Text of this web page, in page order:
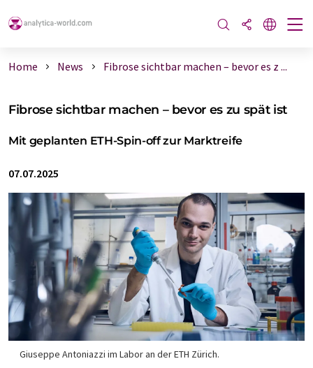
Home News Fibrose sichtbar machen – bevor es z ...
Fibrose sichtbar machen – bevor es zu spät ist
Mit geplanten ETH-Spin-off zur Marktreife
07.07.2025
Giuseppe Antoniazzi im Labor an der ETH Zürich.